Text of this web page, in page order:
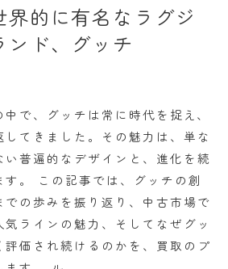
的に有名なラグジ
ンド、グッチ
で、グッチは常に時代を捉え、
てきました。その魅力は、単な
い普遍的なデザインと、進化を続
す。 この記事では、グッチの創
での歩みを振り返り、中古市場で
気ラインの魅力、そしてなぜグッ
評価され続けるのかを、買取のプ